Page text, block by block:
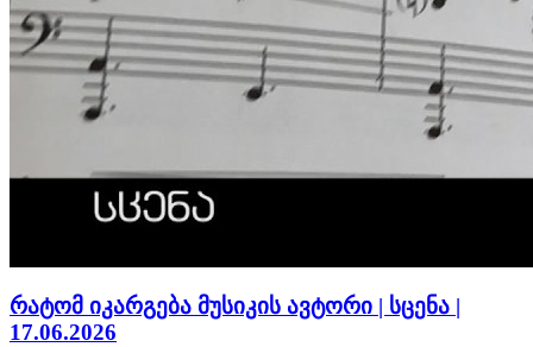
რატომ იკარგება მუსიკის ავტორი | სცენა |
17.06.2026